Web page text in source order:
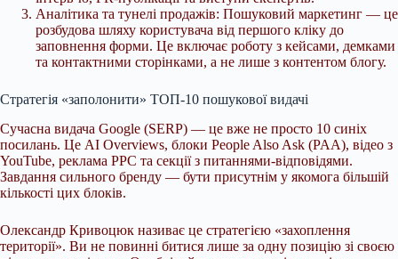
Аналітика та тунелі продажів: Пошуковий маркетинг — це
розбудова шляху користувача від першого кліку до
заповнення форми. Це включає роботу з кейсами, демками
та контактними сторінками, а не лише з контентом блогу.
Стратегія «заполонити» ТОП-10 пошукової видачі
Сучасна видача Google (SERP) — це вже не просто 10 синіх
посилань. Це AI Overviews, блоки People Also Ask (PAA), відео з
YouTube, реклама PPC та секції з питаннями-відповідями.
Завдання сильного бренду — бути присутнім у якомога більшій
кількості цих блоків.
Олександр Кривоцюк називає це стратегією «захоплення
території». Ви не повинні битися лише за одну позицію зі своєю